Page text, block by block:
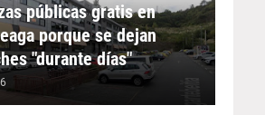
públicas gratis en
porque se dejan
"durante días"